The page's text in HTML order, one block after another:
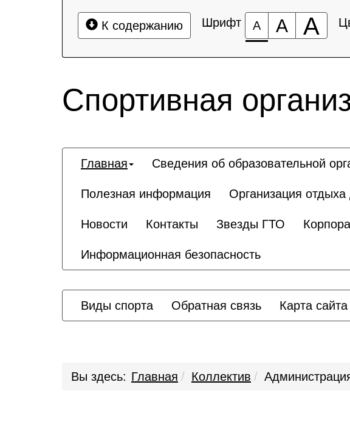
К содержанию Шрифт А А А
Спортивная
Главная Сведения об образовательной
Полезная информация Организация отдыха
Новости Контакты Звезды ГТО
Информационная безопасность
Виды спорта Обратная связь Карта сайта
Вы здесь: Главная Коллектив